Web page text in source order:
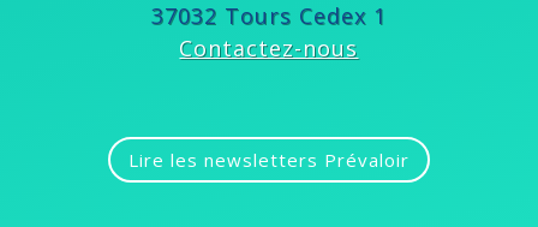
37032 Tours Cedex 1
Contactez-nous
Lire les newsletters Prévaloir